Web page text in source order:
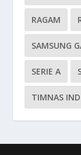
RAGAM
SAMSUNG
SERIE A
TIMNAS